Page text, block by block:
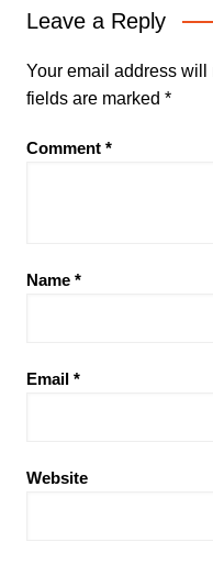
Leave a Reply
Your email address will
fields are marked *
Comment *
Name *
Email *
Website